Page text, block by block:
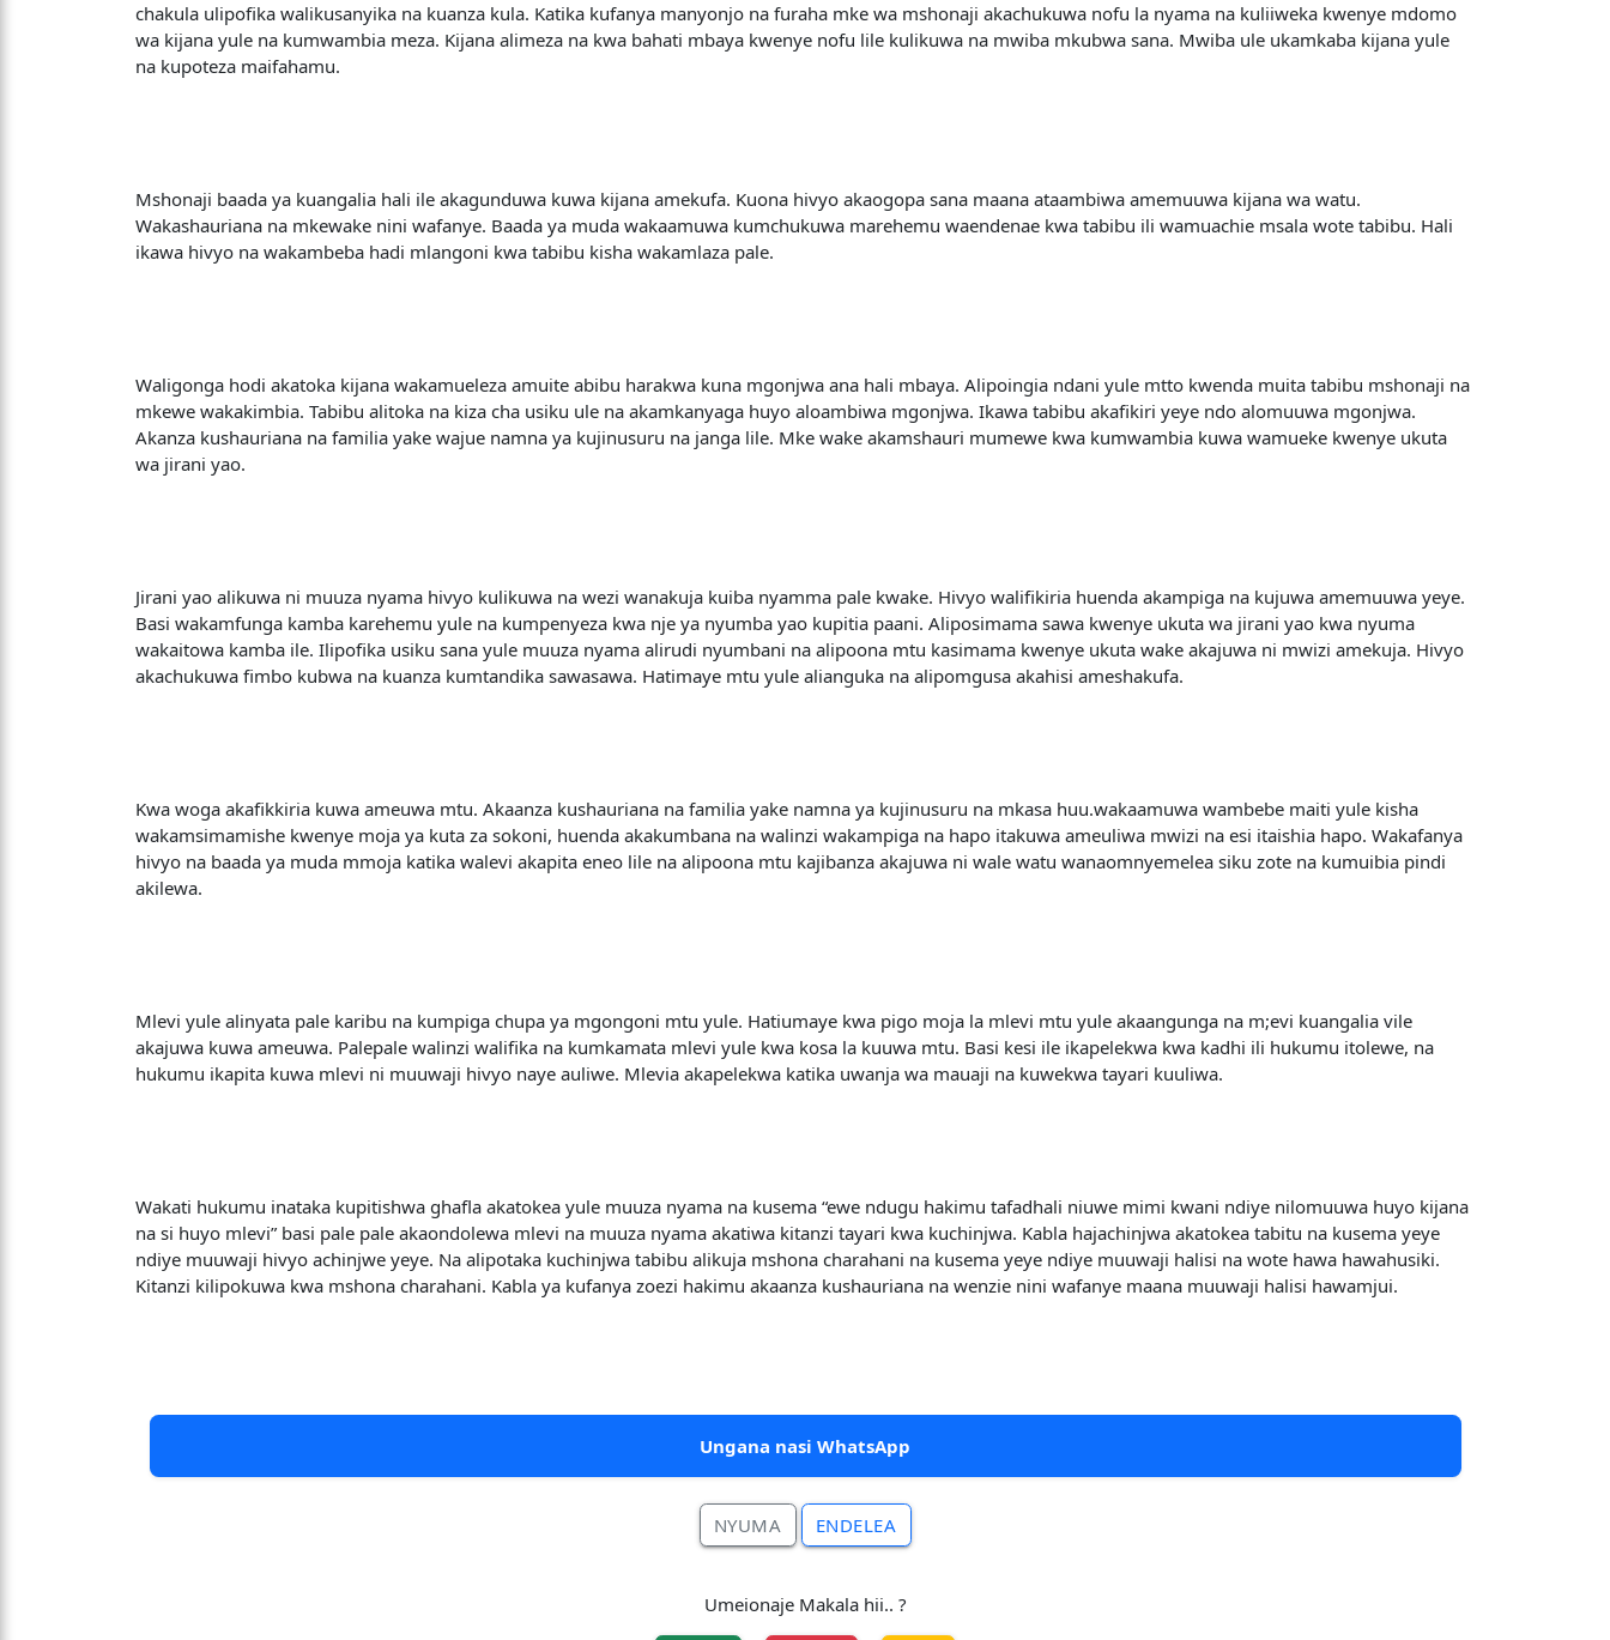
chakula ulipofika walikusanyika na kuanza kula. Katika kufanya manyonjo na furaha mke wa mshonaji akachukuwa nofu la nyama na kuliiweka kwenye mdomo
wa kijana yule na kumwambia meza. Kijana alimeza na kwa bahati mbaya kwenye nofu lile kulikuwa na mwiba mkubwa sana. Mwiba ule ukamkaba kijana yule
na kupoteza maifahamu.
Mshonaji baada ya kuangalia hali ile akagunduwa kuwa kijana amekufa. Kuona hivyo akaogopa sana maana ataambiwa amemuuwa kijana wa watu.
Wakashauriana na mkewake nini wafanye. Baada ya muda wakaamuwa kumchukuwa marehemu waendenae kwa tabibu ili wamuachie msala wote tabibu. Hali
ikawa hivyo na wakambeba hadi mlangoni kwa tabibu kisha wakamlaza pale.
Waligonga hodi akatoka kijana wakamueleza amuite abibu harakwa kuna mgonjwa ana hali mbaya. Alipoingia ndani yule mtto kwenda muita tabibu mshonaji na
mkewe wakakimbia. Tabibu alitoka na kiza cha usiku ule na akamkanyaga huyo aloambiwa mgonjwa. Ikawa tabibu akafikiri yeye ndo alomuuwa mgonjwa.
Akanza kushauriana na familia yake wajue namna ya kujinusuru na janga lile. Mke wake akamshauri mumewe kwa kumwambia kuwa wamueke kwenye ukuta
wa jirani yao.
Jirani yao alikuwa ni muuza nyama hivyo kulikuwa na wezi wanakuja kuiba nyamma pale kwake. Hivyo walifikiria huenda akampiga na kujuwa amemuuwa yeye.
Basi wakamfunga kamba karehemu yule na kumpenyeza kwa nje ya nyumba yao kupitia paani. Aliposimama sawa kwenye ukuta wa jirani yao kwa nyuma
wakaitowa kamba ile. Ilipofika usiku sana yule muuza nyama alirudi nyumbani na alipoona mtu kasimama kwenye ukuta wake akajuwa ni mwizi amekuja. Hivyo
akachukuwa fimbo kubwa na kuanza kumtandika sawasawa. Hatimaye mtu yule alianguka na alipomgusa akahisi ameshakufa.
Kwa woga akafikkiria kuwa ameuwa mtu. Akaanza kushauriana na familia yake namna ya kujinusuru na mkasa huu.wakaamuwa wambebe maiti yule kisha
wakamsimamishe kwenye moja ya kuta za sokoni, huenda akakumbana na walinzi wakampiga na hapo itakuwa ameuliwa mwizi na esi itaishia hapo. Wakafanya
hivyo na baada ya muda mmoja katika walevi akapita eneo lile na alipoona mtu kajibanza akajuwa ni wale watu wanaomnyemelea siku zote na kumuibia pindi
akilewa.
Mlevi yule alinyata pale karibu na kumpiga chupa ya mgongoni mtu yule. Hatiumaye kwa pigo moja la mlevi mtu yule akaangunga na m;evi kuangalia vile
akajuwa kuwa ameuwa. Palepale walinzi walifika na kumkamata mlevi yule kwa kosa la kuuwa mtu. Basi kesi ile ikapelekwa kwa kadhi ili hukumu itolewe, na
hukumu ikapita kuwa mlevi ni muuwaji hivyo naye auliwe. Mlevia akapelekwa katika uwanja wa mauaji na kuwekwa tayari kuuliwa.
Wakati hukumu inataka kupitishwa ghafla akatokea yule muuza nyama na kusema “ewe ndugu hakimu tafadhali niuwe mimi kwani ndiye nilomuuwa huyo kijana
na si huyo mlevi” basi pale pale akaondolewa mlevi na muuza nyama akatiwa kitanzi tayari kwa kuchinjwa. Kabla hajachinjwa akatokea tabitu na kusema yeye
ndiye muuwaji hivyo achinjwe yeye. Na alipotaka kuchinjwa tabibu alikuja mshona charahani na kusema yeye ndiye muuwaji halisi na wote hawa hawahusiki.
Kitanzi kilipokuwa kwa mshona charahani. Kabla ya kufanya zoezi hakimu akaanza kushauriana na wenzie nini wafanye maana muuwaji halisi hawamjui.
Ungana nasi WhatsApp
NYUMA ENDELEA
Umeionaje Makala hii.. ?